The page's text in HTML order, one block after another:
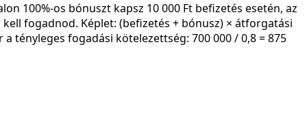
100%-os bónuszt kapsz 10 000 Ft befizetés esetén, az
fogadnod. Képlet: (befizetés + bónusz) × átforgatási
tényleges fogadási kötelezettség: 700 000 / 0,8 = 875